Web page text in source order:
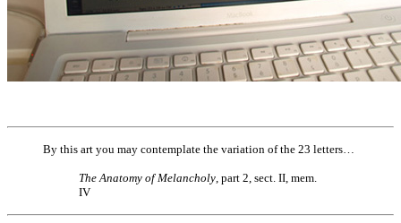
By this art you may contemplate the variation of the 23 letters…
The Anatomy of Melancholy , part 2, sect. II, mem.
IV